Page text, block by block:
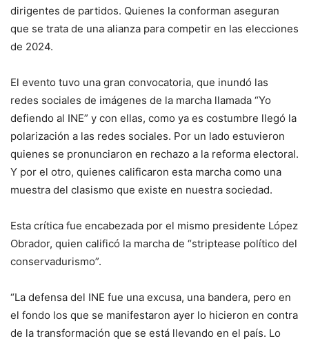
dirigentes de partidos. Quienes la conforman aseguran
que se trata de una alianza para competir en las elecciones
de 2024.
El evento tuvo una gran convocatoria, que inundó las
redes sociales de imágenes de la marcha llamada “Yo
defiendo al INE” y con ellas, como ya es costumbre llegó la
polarización a las redes sociales. Por un lado estuvieron
quienes se pronunciaron en rechazo a la reforma electoral.
Y por el otro, quienes calificaron esta marcha como una
muestra del clasismo que existe en nuestra sociedad.
Esta crítica fue encabezada por el mismo presidente López
Obrador, quien calificó la marcha de “striptease político del
conservadurismo”.
“La defensa del INE fue una excusa, una bandera, pero en
el fondo los que se manifestaron ayer lo hicieron en contra
de la transformación que se está llevando en el país. Lo